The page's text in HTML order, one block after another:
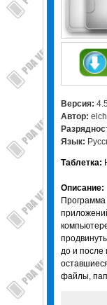
Версия:
Автор:
Язык:
Таблетка:
Описание:
до и после
файлы,